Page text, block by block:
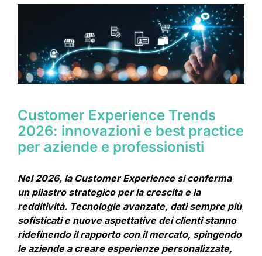
Customer Experience Trends
2026: innovazioni e best practice
per aziende e professionisti
Nel 2026, la Customer Experience si conferma
un pilastro strategico per la crescita e la
redditività. Tecnologie avanzate, dati sempre più
sofisticati e nuove aspettative dei clienti stanno
ridefinendo il rapporto con il mercato, spingendo
le aziende a creare esperienze personalizzate,